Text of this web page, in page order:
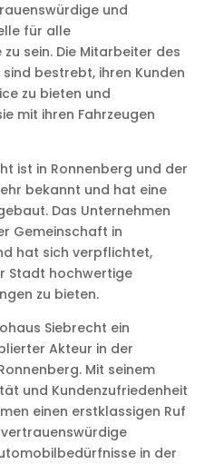
und
für alle
sein. Die Mitarbeiter des
bestrebt, ihren Kunden
zu bieten und
mit ihren Fahrzeugen
ist in Ronnenberg und der
bekannt und hat eine
Das Unternehmen
Gemeinschaft in
hat sich verpflichtet,
Stadt hochwertige
zu bieten.
Siebrecht ein
Akteur in der
Mit seinem
und Kundenzufriedenheit
einen erstklassigen Ruf
in der